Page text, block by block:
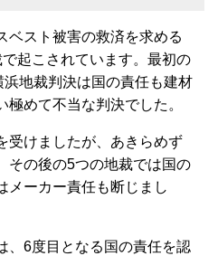
スト被害の救済を求める
起こされています。最初の
地裁判決は国の責任も建材
極めて不当な判決でした。
けましたが、あきらめず
その後の5つの地裁では国の
メーカー責任も断じまし
6度目となる国の責任を認